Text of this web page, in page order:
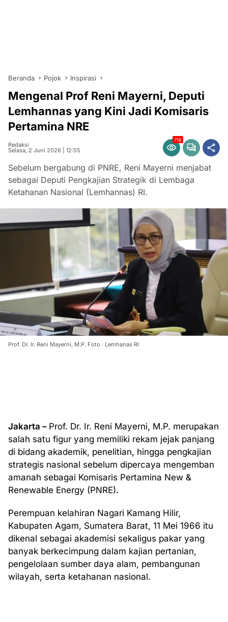
Beranda Pojok Inspirasi
Mengenal Prof Reni Mayerni, Deputi
Lemhannas yang Kini Jadi Komisaris
Pertamina NRE
Redaksi
Selasa, 2 Juni 2026 | 12:55
716
Sebelum bergabung di PNRE, Reni Mayerni menjabat
sebagai Deputi Pengkajian Strategik di Lembaga
Ketahanan Nasional (Lemhannas) RI.
Prof. Dr. Ir. Reni Mayerni, M.P. Foto : Lemhanas RI
Jakarta – Prof. Dr. Ir. Reni Mayerni, M.P. merupakan
salah satu figur yang memiliki rekam jejak panjang
di bidang akademik, penelitian, hingga pengkajian
strategis nasional sebelum dipercaya mengemban
amanah sebagai Komisaris Pertamina New &
Renewable Energy (PNRE).
Perempuan kelahiran Nagari Kamang Hilir,
Kabupaten Agam, Sumatera Barat, 11 Mei 1966 itu
dikenal sebagai akademisi sekaligus pakar yang
banyak berkecimpung dalam kajian pertanian,
pengelolaan sumber daya alam, pembangunan
wilayah, serta ketahanan nasional.